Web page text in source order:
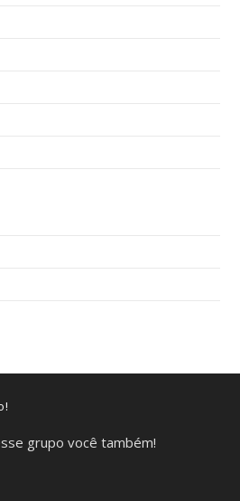
grupo você também!